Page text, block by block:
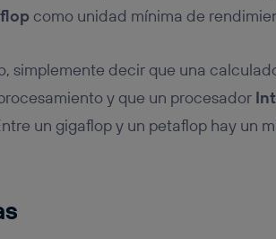
como unidad mínima de
simplemente decir que una
y que un procesador
un gigaflop y un petaflop hay un